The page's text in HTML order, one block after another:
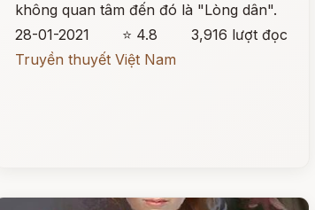
không quan tâm đến đó là "Lòng dân".
28-01-2021
⭐ 4.8
3,916 lượt đọc
Truyền thuyết Việt Nam